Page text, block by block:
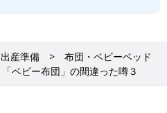
出産準備
布団・ベビーベッド
ベビー布団」の間違った噂３